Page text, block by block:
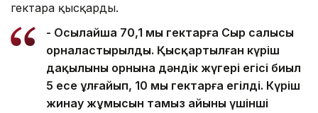
гектарға қысқарды.
- Осылайша 70,1 мың гектарға Сыр салысы
орналастырылды. Қысқартылған күріш
дақылының орнына дәндік жүгері егісі биыл
5 есе ұлғайып, 10 мың гектарға егілді. Күріш
жинау жұмысын тамыз айының үшінші